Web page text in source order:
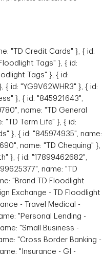
"TD Credit Cards" }, { id:
Tags" }, { id:
Tags" }, { id:
{ id: "YG9V62WHR3" }, { id:
}, { id: "845921643",
name: "TD General
"TD Term Life" }, { id:
}, { id: "845974935", name:
name: "TD Chequing" },
}, { id: "17899462682",
name: "TD
"Brand TD Floodlight
Exchange - TD Floodlight
- Travel Medical -
"Personal Lending -
"Small Business -
"Cross Border Banking -
"Insurance - GI -